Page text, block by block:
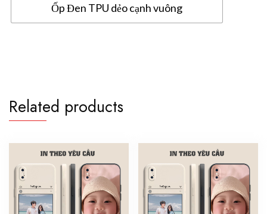
Ốp Đen TPU dẻo cạnh vuông
Note
10
4G
hình
theo
yêu
Related products